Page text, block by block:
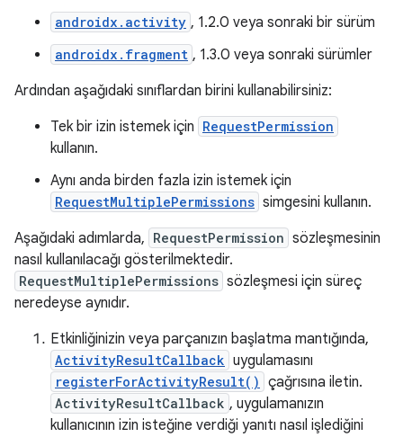
androidx.activity , 1.2.0 veya sonraki bir sürüm
androidx.fragment , 1.3.0 veya sonraki sürümler
Ardından aşağıdaki sınıflardan birini kullanabilirsiniz:
Tek bir izin istemek için RequestPermission
kullanın.
Aynı anda birden fazla izin istemek için
RequestMultiplePermissions simgesini kullanın.
Aşağıdaki adımlarda, RequestPermission sözleşmesinin
nasıl kullanılacağı gösterilmektedir.
RequestMultiplePermissions sözleşmesi için süreç
neredeyse aynıdır.
Etkinliğinizin veya parçanızın başlatma mantığında,
ActivityResultCallback uygulamasını
registerForActivityResult() çağrısına iletin.
ActivityResultCallback , uygulamanızın
kullanıcının izin isteğine verdiği yanıtı nasıl işlediğini